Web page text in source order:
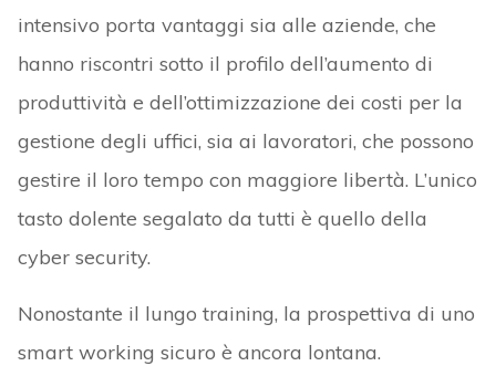
intensivo porta vantaggi sia alle aziende, che
hanno riscontri sotto il profilo dell’aumento di
produttività e dell’ottimizzazione dei costi per la
gestione degli uffici, sia ai lavoratori, che possono
gestire il loro tempo con maggiore libertà. L’unico
tasto dolente segalato da tutti è quello della
cyber security.
Nonostante il lungo training, la prospettiva di uno
smart working sicuro è ancora lontana.